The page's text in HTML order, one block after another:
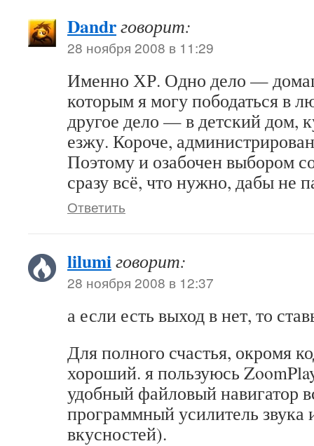
Dandrговорит:
28 ноября 2008 в 11:29
Именно ХР. Одно дело —
которым я могу пободаться в
другое дело — в детский дом,
езжу. Короче,
Поэтому и озабочен выбором
сразу всё, что нужно, дабы не
Ответить
lilumiговорит:
28 ноября 2008 в 12:37
а если есть выход в нет, то
Для полного счастья, окромя
хороший. я пользуюсь
удобный файловый навигатор
программный усилитель звука
вкусностей).